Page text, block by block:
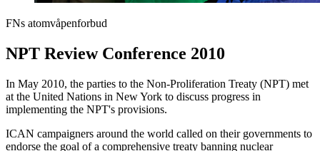
FNs atomvåpenforbud
NPT Review Conference 2010
In May 2010, the parties to the Non-Proliferation Treaty (NPT) met
at the United Nations in New York to discuss progress in
implementing the NPT's provisions.
ICAN campaigners around the world called on their governments to
endorse the goal of a comprehensive treaty banning nuclear